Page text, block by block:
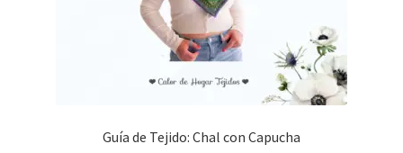
Guía de Tejido: Chal con Capucha